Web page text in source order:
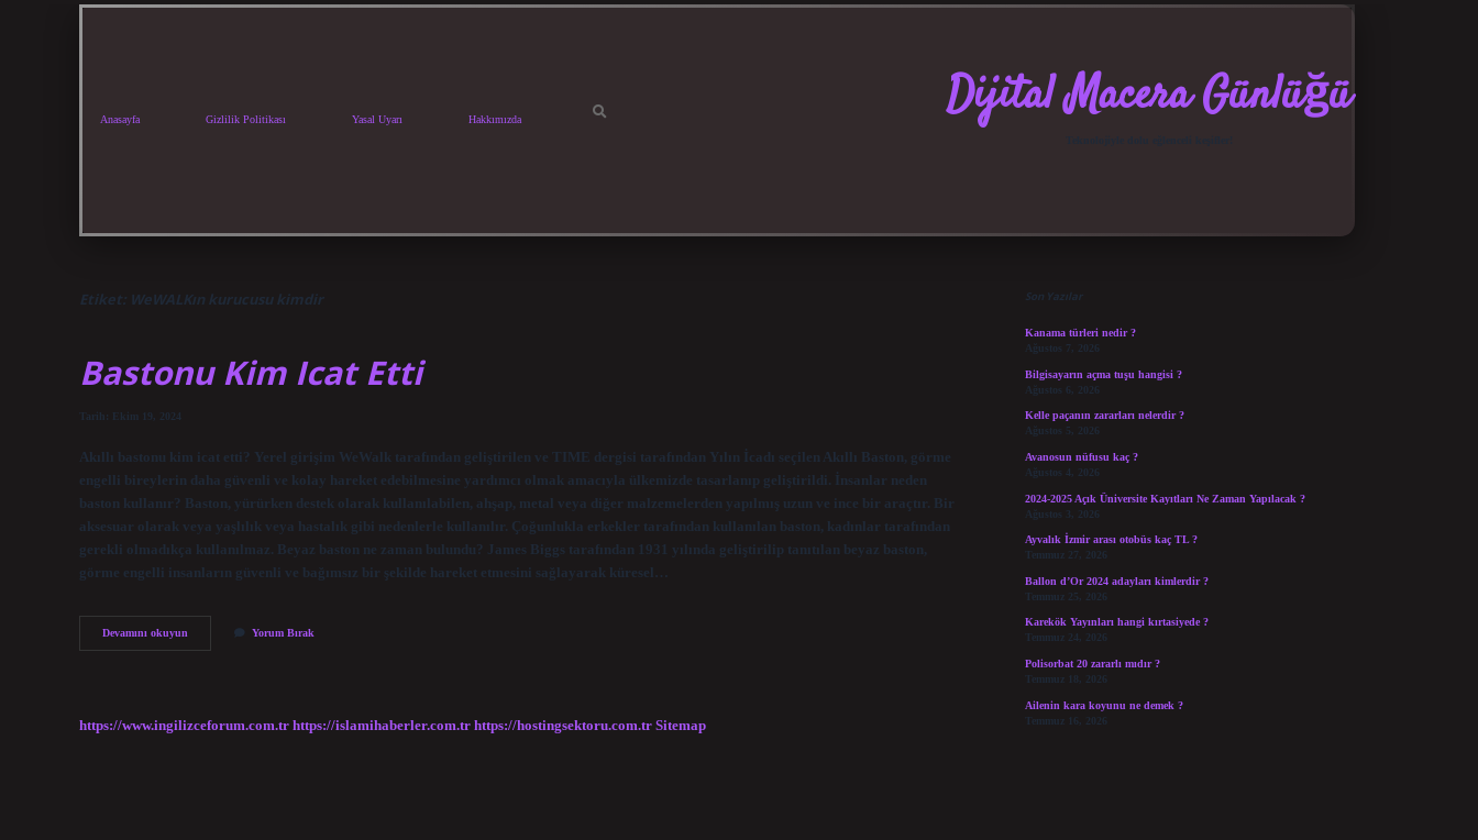
Anasayfa Gizlilik Politikası Yasal Uyarı Hakkımızda Dijital Macera Günlüğü
Etiket: WeWALKın kurucusu kimdir
Bastonu Kim Icat Etti
Tarih: Ekim 19, 2024
Akıllı bastonu kim icat etti? Yerel girişim WeWalk tarafından geliştirilen ve TIME dergisi tarafından Yılın İcadı seçilen Akıllı Baston, görme
engelli bireylerin daha güvenli ve kolay hareket edebilmesine yardımcı olmak amacıyla ülkemizde tasarlanıp geliştirildi. İnsanlar neden
baston kullanır? Baston, yürürken destek olarak kullanılabilen, ahşap, metal veya diğer malzemelerden yapılmış uzun ve ince bir araçtır. Bir
aksesuar olarak veya yaşlılık veya hastalık gibi nedenlerle kullanılır. Çoğunlukla erkekler tarafından kullanılan baston, kadınlar tarafından
gerekli olmadıkça kullanılmaz. Beyaz baston ne zaman bulundu? James Biggs tarafından 1931 yılında geliştirilip tanıtılan beyaz baston,
görme engelli insanların güvenli ve bağımsız bir şekilde hareket etmesini sağlayarak küresel…
Devamını okuyun
Kim
Yorum Bırak
https://www.ingilizceforum.com.tr https://islamihaberler.com.tr https://hostingsektoru.com.tr Sitemap
Son Yazılar
Kanama türleri nedir ?
Ağustos 7, 2026
Bilgisayarın açma tuşu hangisi ?
Ağustos 6, 2026
Kelle paçanın zararları nelerdir ?
Ağustos 5, 2026
Avanosun nüfusu kaç ?
Ağustos 4, 2026
2024-2025 Açık Üniversite Kayıtları Ne Zaman Yapılacak ?
Ağustos 3, 2026
Ayvalık İzmir arası otobüs kaç TL ?
Temmuz 27, 2026
Ballon d’Or 2024 adayları kimlerdir ?
Temmuz 25, 2026
Karekök Yayınları hangi kırtasiyede ?
Temmuz 24, 2026
Polisorbat 20 zararlı mıdır ?
Temmuz 18, 2026
Ailenin kara koyunu ne demek ?
Temmuz 16, 2026